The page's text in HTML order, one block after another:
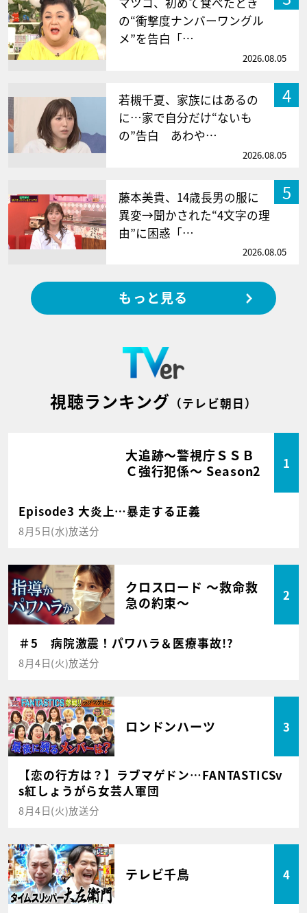
の“衝撃度ナンバーワングル
メ”を告白「…
2026.08.05
4
若槻千夏、家族にはあるの
に…家で自分だけ“ないも
の”告白 あわや…
2026.08.05
5
藤本美貴、14歳長男の服に
異変→聞かされた“4文字の理
由”に困惑「…
2026.08.05
もっと見る
視聴ランキング （テレビ朝日）
大追跡～警視庁ＳＳＢ
Ｃ強行犯係～ Season2
1
Episode3 大炎上…暴走する正義
8月5日(水)放送分
クロスロード ～救命救
急の約束～
2
＃5 病院激震！パワハラ＆医療事故!?
8月4日(火)放送分
ロンドンハーツ 3
【恋の行方は？】ラブマゲドン…FANTASTICSv
s紅しょうがら女芸人軍団
8月4日(火)放送分
テレビ千鳥 4